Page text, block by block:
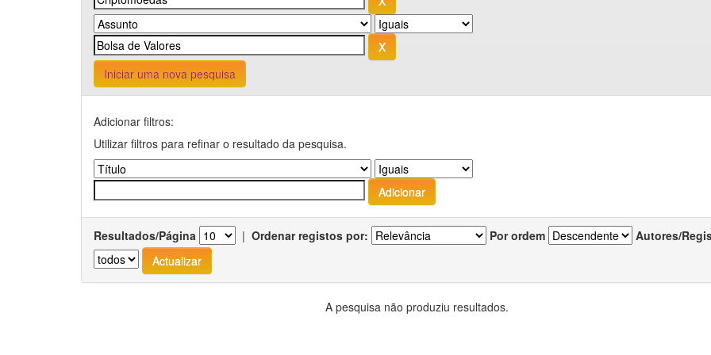
Iniciar uma nova pesquisa
Adicionar filtros:
Utilizar filtros para refinar o resultado da pesquisa.
Resultados/Página | Ordenar registos por: Por ordem Autores/
A pesquisa não produziu resultados.